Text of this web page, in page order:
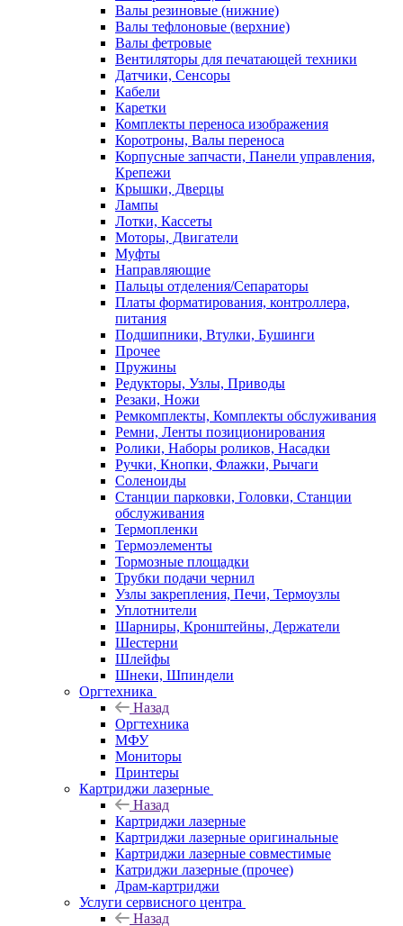
Валы резиновые (нижние)
Валы тефлоновые (верхние)
Валы фетровые
Вентиляторы для печатающей техники
Датчики, Сенсоры
Кабели
Каретки
Комплекты переноса изображения
Коротроны, Валы переноса
Корпусные запчасти, Панели управления,
Крепежи
Крышки, Дверцы
Лампы
Лотки, Кассеты
Моторы, Двигатели
Муфты
Направляющие
Пальцы отделения/Сепараторы
Платы форматирования, контроллера,
питания
Подшипники, Втулки, Бушинги
Прочее
Пружины
Редукторы, Узлы, Приводы
Резаки, Ножи
Ремкомплекты, Комплекты обслуживания
Ремни, Ленты позиционирования
Ролики, Наборы роликов, Насадки
Ручки, Кнопки, Флажки, Рычаги
Соленоиды
Станции парковки, Головки, Станции
обслуживания
Термопленки
Термоэлементы
Тормозные площадки
Трубки подачи чернил
Узлы закрепления, Печи, Термоузлы
Уплотнители
Шарниры, Кронштейны, Держатели
Шестерни
Шлейфы
Шнеки, Шпиндели
Оргтехника
Назад
Оргтехника
МФУ
Мониторы
Принтеры
Картриджи лазерные
Назад
Картриджи лазерные
Картриджи лазерные оригинальные
Картриджи лазерные совместимые
Катриджи лазерные (прочее)
Драм-картриджи
Услуги сервисного центра
Назад